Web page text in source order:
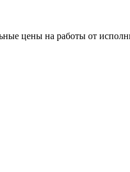
цены на работы от